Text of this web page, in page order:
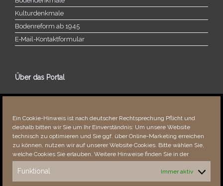
Ein Cookie-Hinweis ist nach deutscher Rechtsprechung Pflicht und
deshalb bitten wir Sie um Ihr Einverständnis: Um unsere Website
technisch zu optimieren und Sie ggf. über Online-Marketing erreichen
zu können, nutzen wir auf unserer Website Cookies. Bitte wählen Sie,
welche Cookies Sie erlauben. Weitere Hinweise finden Sie in der
Funktional Immer aktiv
Kulturdenkmale
Bodenreform ab 1945
E‑Mail-​​Kontaktformular
Über das Portal
Über dieses Portal
Fehler bemerkt?
Besucher seit 08/​2021